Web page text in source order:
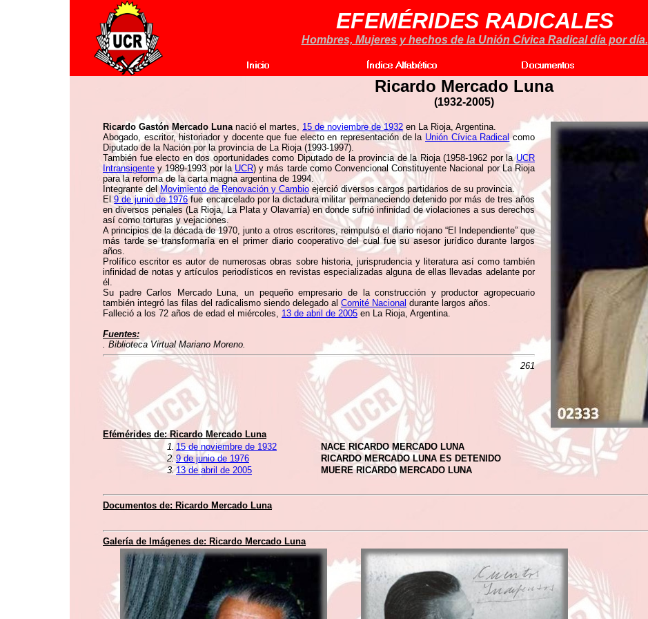
EFEMÉRIDES RADICALES
Hombres, Mujeres y hechos de la Unión Cívica Radical día por día.
Ricardo Mercado Luna
(1932-2005)
Ricardo Gastón Mercado Lunanació el martes, 15 de noviembre de 1932 en La Rioja, Argentina.
Abogado, escritor, historiador y docente que fue electo en representación de la Unión Cívica Radicalcomo
Diputado de la Nación por la provincia de La Rioja (1993-1997).
También fue electo en dos oportunidades como Diputado de la provincia de la Rioja (1958-1962 por laUCR
Intransigente y 1989-1993 por la UCR) y más tarde como Convencional Constituyente Nacional por La Rioja
para la reforma de la carta magna argentina de 1994.
Integrante delMovimiento de Renovación y Cambioejerció diversos cargos partidarios de su provincia.
El9 de junio de 1976fue encarcelado por la dictadura militar permaneciendo detenido por más de tres años
en diversos penales (La Rioja, La Plata y Olavarría) en donde sufrió infinidad de violaciones a sus derechos
así como torturas y vejaciones.
A principios de la década de 1970, junto a otros escritores, reimpulsó el diario riojano “El Independiente” que
más tarde se transformaría en el primer diario cooperativo del cual fue su asesor jurídico durante largos
años.
Prolífico escritor es autor de numerosas obras sobre historia, jurisprudencia y literatura así como también
infinidad de notas y artículos periodísticos en revistas especializadas alguna de ellas llevadas adelante por
él.
Su padre Carlos Mercado Luna, un pequeño empresario de la construcción y productor agropecuario
también integró las filas del radicalismo siendo delegado al Comité Nacional durante largos años.
Falleció a los 72 años de edad el miércoles, 13 de abril de 2005 en La Rioja, Argentina.
Fuentes:
. Biblioteca Virtual Mariano Moreno.
261
Efémérides de: Ricardo Mercado Luna
1. 15 de noviembre de 1932
NACE RICARDO MERCADO LUNA
2.9 de junio de 1976
RICARDO MERCADO LUNA ES DETENIDO
3.13 de abril de 2005 MUERE RICARDO MERCADO LUNA
Documentos de: Ricardo Mercado Luna
Galería de Imágenes de: Ricardo Mercado Luna